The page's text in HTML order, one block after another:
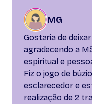
MG
Gostaria de
agradecendo a
espiritual e
Fiz o jogo de
esclarecedor e
realização de 2